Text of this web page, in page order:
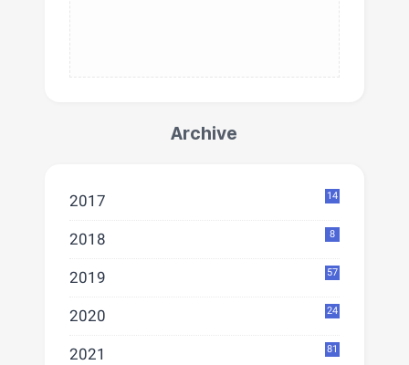
Archive
2017 14
2018 8
2019 57
2020 24
2021 81